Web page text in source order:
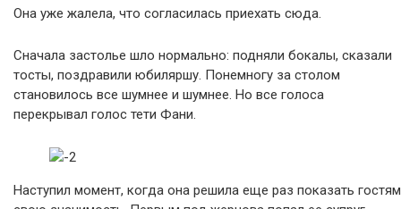
Она уже жалела, что согласилась приехать сюда.
Сначала застолье шло нормально: подняли бoкaлы, сказали
тocты, поздравили юбиляршу. Понемногу за столом
становилось все шумнее и шумнее. Но все голоса
перекрывал голос тети Фани.
Наступил момент, когда она решила еще раз показать гостям